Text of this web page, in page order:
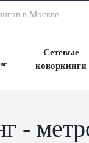
Сетевые
коворкинги
-